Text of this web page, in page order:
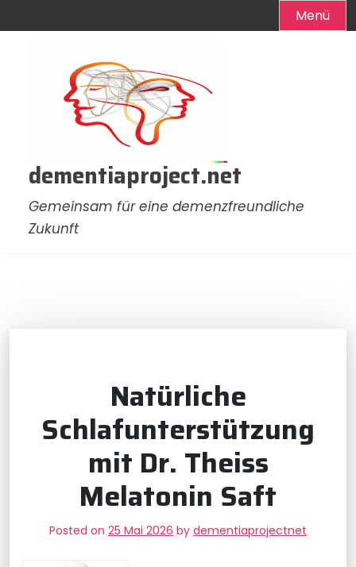
Menü
dementiaproject.net
Gemeinsam für eine demenzfreundliche
Zukunft
Natürliche
Schlafunterstützung
mit Dr. Theiss
Melatonin Saft
Posted on 25 Mai 2026 by dementiaprojectnet